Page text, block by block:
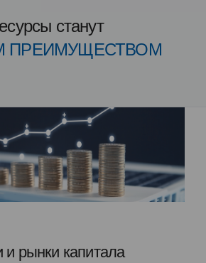
станут
ПРЕИМУЩЕСТВОМ
и рынки капитала